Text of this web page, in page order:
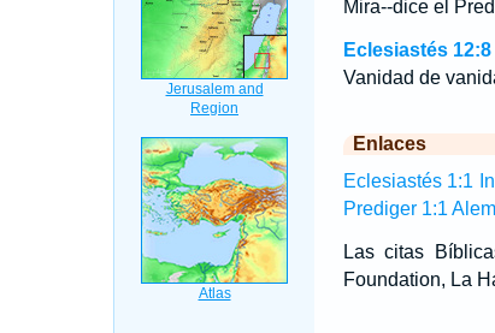
Mira--dice el
Eclesiastés 12:8
Vanidad de
Enlaces
Eclesiastés 1:1
Prediger 1:1
Las citas
Foundation, La